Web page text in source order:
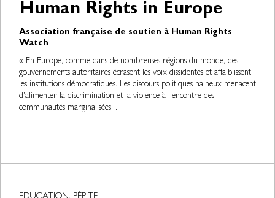
Human Rights in Europe
Association française de soutien à Human Rights
Watch
« En Europe, comme dans de nombreuses régions du monde, des
gouvernements autoritaires écrasent les voix dissidentes et affaiblissent
les institutions démocratiques. Les discours politiques haineux menacent
d'alimenter la discrimination et la violence à l'encontre des
communautés marginalisées. ...